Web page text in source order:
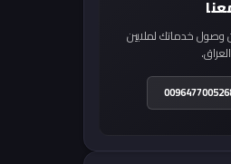
وصول خدماتك لملايين